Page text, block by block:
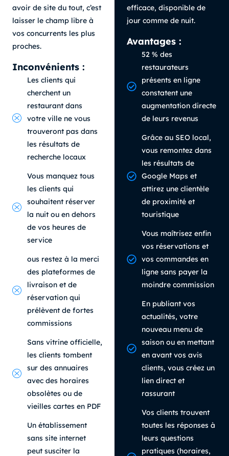
avoir de site du tout, c’est
laisser le champ libre à
vos concurrents les plus
proches.
Inconvénients :
Les clients qui
cherchent un
restaurant dans
votre ville ne vous
trouveront pas dans
les résultats de
recherche locaux
Vous manquez tous
les clients qui
souhaitent réserver
la nuit ou en dehors
de vos heures de
service
ous restez à la merci
des plateformes de
livraison et de
réservation qui
prélèvent de fortes
commissions
Sans vitrine officielle,
les clients tombent
sur des annuaires
avec des horaires
obsolètes ou de
vieilles cartes en PDF
Un établissement
sans site internet
peut susciter la
efficace, disponible de
jour comme de nuit.
Avantages :
52 % des
restaurateurs
présents en ligne
constatent une
augmentation directe
de leurs revenus
Grâce au SEO local,
vous remontez dans
les résultats de
Google Maps et
attirez une clientèle
de proximité et
touristique
Vous maîtrisez enfin
vos réservations et
vos commandes en
ligne sans payer la
moindre commission
En publiant vos
actualités, votre
nouveau menu de
saison ou en mettant
en avant vos avis
clients, vous créez un
lien direct et
rassurant
Vos clients trouvent
toutes les réponses à
leurs questions
pratiques (horaires,